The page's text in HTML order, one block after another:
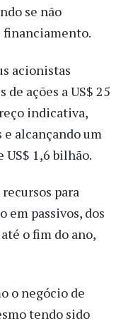
se não
financiamento.
acionistas
ações a US$ 25
indicativa,
alcançando um
US$ 1,6 bilhão.
para
em passivos, dos
o fim do ano,
o negócio de
tendo sido